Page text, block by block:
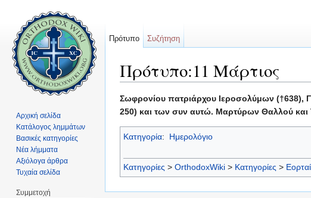
Πρότυπο:11 Μάρτιος
Σωφρονίου πατριάρχου Ιεροσολύμων (†638),
250) και των συν αυτώ. Μαρτύρων Θαλλού και
Κατηγορία: Ημερολόγιο
Κατηγορίες > OrthodoxWiki > Κατηγορίες > Εορταί
Πρότυπο Συζήτηση
Αρχική σελίδα
Κατάλογος λημμάτων
Βασικές κατηγορίες
Νέα λήμματα
Αξιόλογα άρθρα
Τυχαία σελίδα
Συμμετοχή